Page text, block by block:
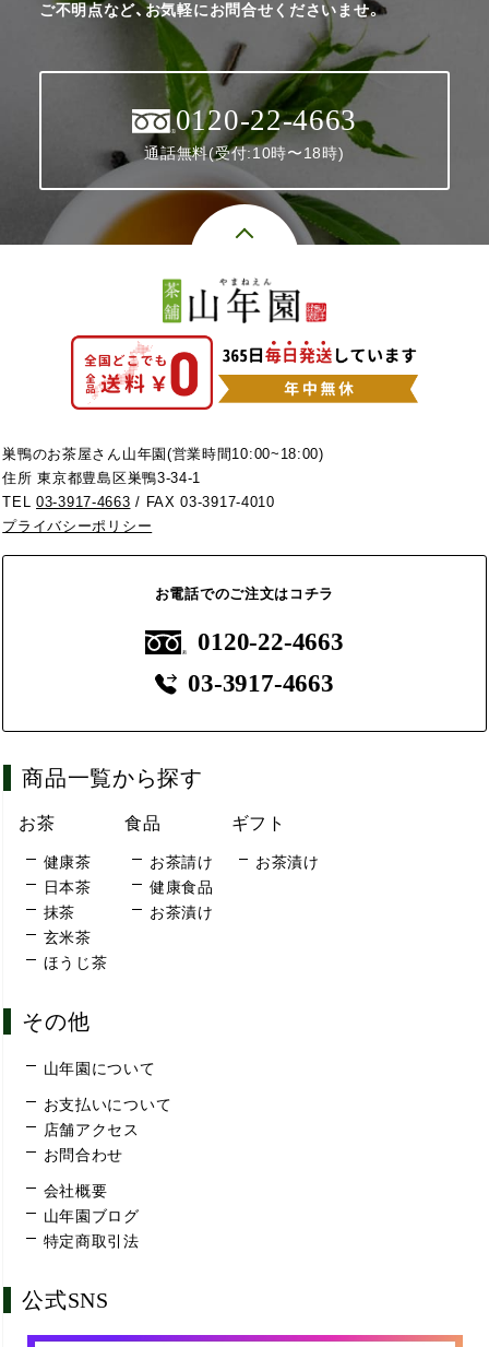
ご不明点など、お気軽にお問合せくださいませ。
0120-22-4663
通話無料(受付:10時〜18時)
巣鴨のお茶屋さん山年園(営業時間10:00~18:00)
住所 東京都豊島区巣鴨3-34-1
TEL03-3917-4663 / FAX 03-3917-4010
プライバシーポリシー
お電話でのご注文はコチラ
0120-22-4663
03-3917-4663
商品一覧から探す
お茶
健康茶
日本茶
抹茶
玄米茶
ほうじ茶
食品
お茶請け
健康食品
お茶漬け
ギフト
お茶漬け
その他
山年園について
お支払いについて
店舗アクセス
お問合わせ
会社概要
山年園ブログ
特定商取引法
公式SNS